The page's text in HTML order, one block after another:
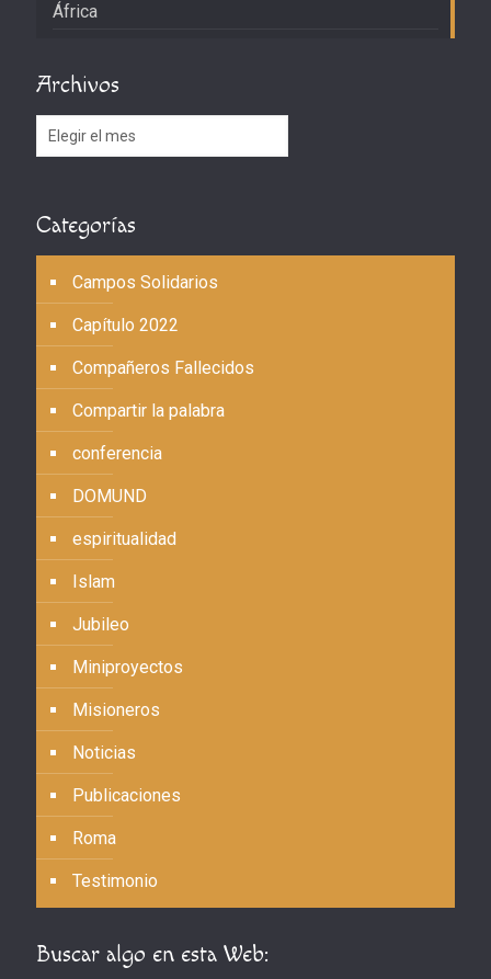
África
Archivos
Archivos
Categorías
Campos Solidarios
Capítulo 2022
Compañeros Fallecidos
Compartir la palabra
conferencia
DOMUND
espiritualidad
Islam
Jubileo
Miniproyectos
Misioneros
Noticias
Publicaciones
Roma
Testimonio
Buscar algo en esta Web: